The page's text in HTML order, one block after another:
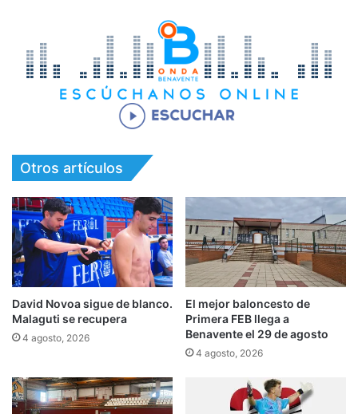
Otros artículos
David Novoa sigue de blanco.
Malaguti se recupera
4 agosto, 2026
El mejor baloncesto de
Primera FEB llega a
Benavente el 29 de agosto
4 agosto, 2026